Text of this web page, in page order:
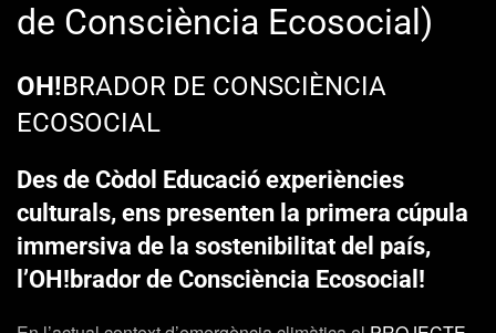
de Consciència Ecosocial)
OH!BRADOR DE CONSCIÈNCIA
ECOSOCIAL
Des de Còdol Educació experiències
culturals, ens presenten la primera cúpula
immersiva de la sostenibilitat del país,
l’OH!brador de Consciència Ecosocial!